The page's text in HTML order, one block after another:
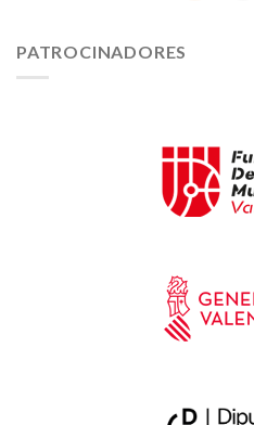
PATROCINADORES